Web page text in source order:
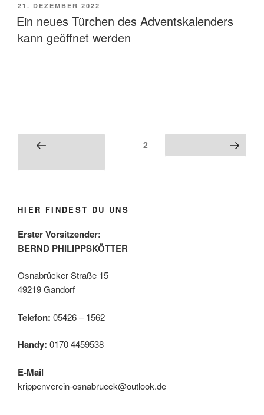
VERÖFFENTLICHT
AM
21. DEZEMBER 2022
Ein neues Türchen des Adventskalenders
kann geöffnet werden
Beitragsnavigation
Vorherige
Seite2 Nächste Seite
HIER FINDEST DU UNS
Erster Vorsitzender:
BERND PHILIPPSKÖTTER
Osnabrücker Straße 15
49219 Gandorf
Telefon: 05426 – 1562
Handy: 0170 4459538
E-Mail
krippenverein-osnabrueck@outlook.de